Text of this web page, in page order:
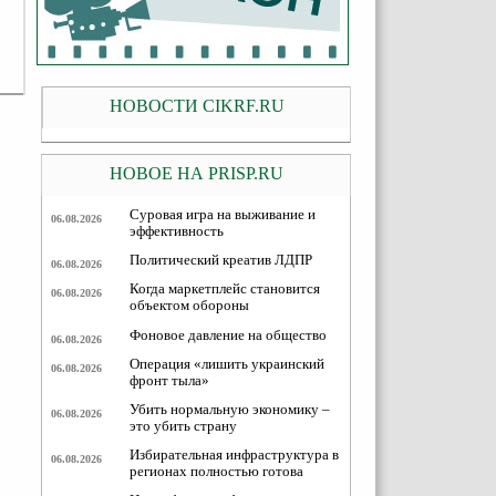
НОВОСТИ CIKRF.RU
НОВОЕ НА PRISP.RU
06.08.2026
Суровая игра на выживание и
эффективность
06.08.2026 Политический креатив ЛДПР
06.08.2026
Когда маркетплейс становится
объектом обороны
06.08.2026 Фоновое давление на общество
06.08.2026
Операция «лишить украинский
фронт тыла»
06.08.2026
Убить нормальную экономику –
это убить страну
06.08.2026
Избирательная инфраструктура в
регионах полностью готова